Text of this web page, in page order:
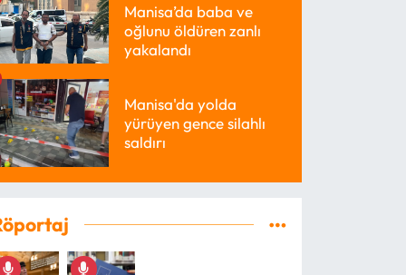
Manisa’da baba ve
oğlunu öldüren zanlı
yakalandı
Manisa'da yolda
yürüyen gence silahlı
saldırı